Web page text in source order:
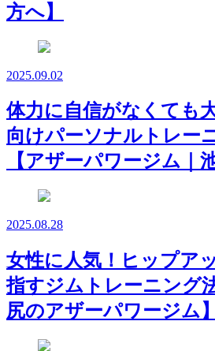
方へ】
2025.09.02
体力に自信がなくても
向けパーソナルトレー
【アザーパワージム｜
2025.08.28
女性に人気！ヒップア
指すジムトレーニング
尻のアザーパワージム】